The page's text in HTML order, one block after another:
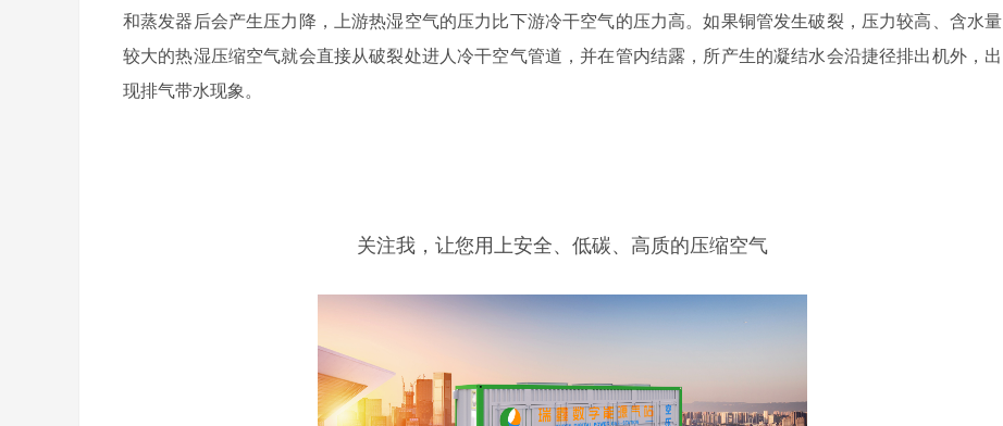
和蒸发器后会产生压力降，上游热湿空气的压力比下游冷干空气的压力高。如果铜管发生破裂，压力较高、含水量
较大的热湿压缩空气就会直接从破裂处进人冷干空气管道，并在管内结露，所产生的凝结水会沿捷径排出机外，出
现排气带水现象。
关注我，让您用上安全、低碳、高质的压缩空气